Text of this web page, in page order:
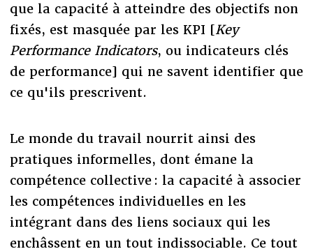
que la capacité à atteindre des objectifs non
fixés, est masquée par les KPI [Key
Performance Indicators, ou indicateurs clés
de performance] qui ne savent identifier que
ce qu'ils prescrivent.
Le monde du travail nourrit ainsi des
pratiques informelles, dont émane la
compétence collective : la capacité à associer
les compétences individuelles en les
intégrant dans des liens sociaux qui les
enchâssent en un tout indissociable. Ce tout